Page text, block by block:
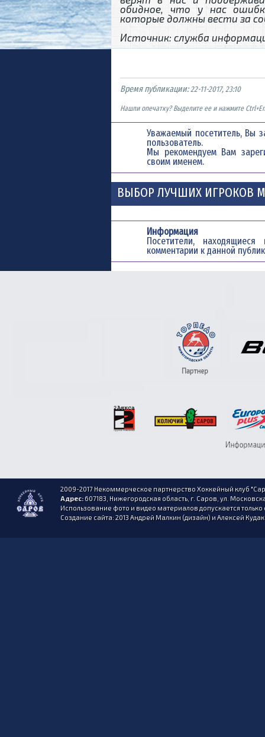
обидное, что у нас
которые должны вести за
Источник: служба
Время публикации:22-11-2017, 23:10
Нашли опечатку? Выделите ее и нажмите
Уважаемый посетитель, Вы
пользователь.
Мы рекомендуем Вам
своим именем.
ВЫБОР ЛУЧШИХ ИГРОКОВ
Информация
Посетители,
комментарии к данной
2009-2017 Некоммерческое партнерство Хоккейный клуб
Адрес:607183, Нижегородская область, г. Саров, ул.
Использование фото и видео материалов допускается
Создание сайта: 2013 Андрей Малкин (дизайн) и Алексей